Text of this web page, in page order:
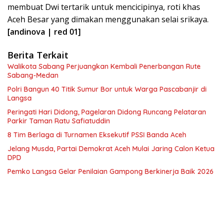
membuat Dwi tertarik untuk mencicipinya, roti khas
Aceh Besar yang dimakan menggunakan selai srikaya.
[andinova | red 01]
Berita Terkait
Walikota Sabang Perjuangkan Kembali Penerbangan Rute
Sabang-Medan
Polri Bangun 40 Titik Sumur Bor untuk Warga Pascabanjir di
Langsa
Peringati Hari Didong, Pagelaran Didong Runcang Pelataran
Parkir Taman Ratu Safiatuddin
8 Tim Berlaga di Turnamen Eksekutif PSSI Banda Aceh
Jelang Musda, Partai Demokrat Aceh Mulai Jaring Calon Ketua
DPD
Pemko Langsa Gelar Penilaian Gampong Berkinerja Baik 2026